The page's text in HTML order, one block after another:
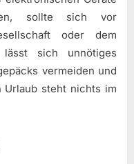
sollte sich vor
oder dem
sich unnötiges
vermeiden und
Urlaub steht nichts im